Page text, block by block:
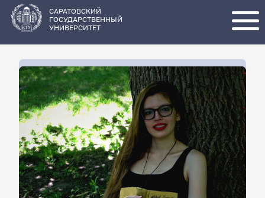
основному
содержанию
САРАТОВСКИЙ
ГОСУДАРСТВЕННЫЙ
УНИВЕРСИТЕТ